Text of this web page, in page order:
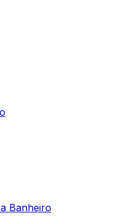
Banheiro